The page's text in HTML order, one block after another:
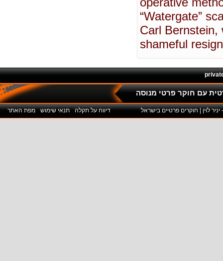
“Watergate”
Carl Bernstein,
shameful
מפת האתר תנאי שימוש דיווח על תקלה